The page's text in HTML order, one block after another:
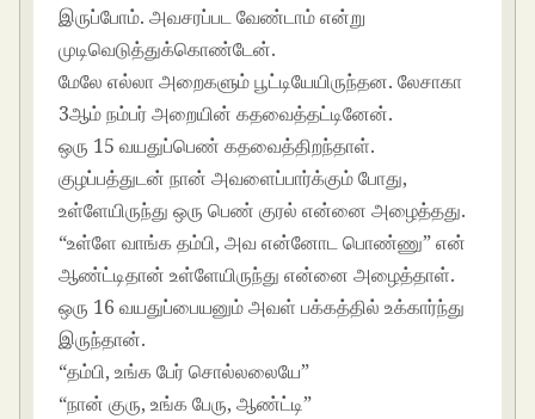
இருப்போம். அவசரப்பட வேண்டாம் என்று
முடிவெடுத்துக்கொண்டேன்.
மேலே எல்லா அறைகளும் பூட்டியேயிருந்தன. லேசாகா
3ஆம் நம்பர் அறையின் கதவைத்தட்டினேன்.
ஒரு 15 வயதுப்பெண் கதவைத்திறந்தாள்.
குழப்பத்துடன் நான் அவளைப்பார்க்கும் போது,
உள்ளேயிருந்து ஒரு பெண் குரல் என்னை அழைத்தது.
“உள்ளே வாங்க தம்பி, அவ என்னோட பொண்ணு” என்
ஆண்ட்டிதான் உள்ளேயிருந்து என்னை அழைத்தாள்.
ஒரு 16 வயதுப்பையனும் அவள் பக்கத்தில் உக்கார்ந்து
இருந்தான்.
“தம்பி, உங்க பேர் சொல்லலையே”
“நான் குரு, உங்க பேரு, ஆண்ட்டி”